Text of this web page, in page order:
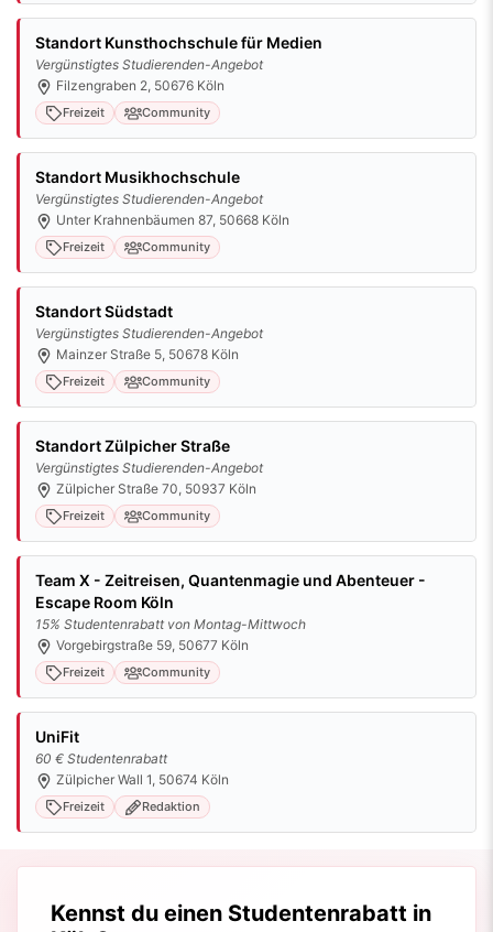
Standort Kunsthochschule für Medien
Vergünstigtes Studierenden-Angebot
Filzengraben 2, 50676 Köln
Freizeit Community
Standort Musikhochschule
Vergünstigtes Studierenden-Angebot
Unter Krahnenbäumen 87, 50668 Köln
Freizeit Community
Standort Südstadt
Vergünstigtes Studierenden-Angebot
Mainzer Straße 5, 50678 Köln
Freizeit Community
Standort Zülpicher Straße
Vergünstigtes Studierenden-Angebot
Zülpicher Straße 70, 50937 Köln
Freizeit Community
Team X - Zeitreisen, Quantenmagie und Abenteuer -
Escape Room Köln
15% Studentenrabatt von Montag-Mittwoch
Vorgebirgstraße 59, 50677 Köln
Freizeit Community
UniFit
60 € Studentenrabatt
Zülpicher Wall 1, 50674 Köln
Freizeit Redaktion
Kennst du einen Studentenrabatt in